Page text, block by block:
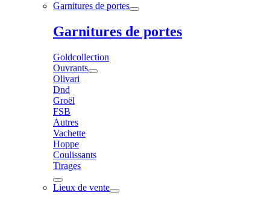
Garnitures de portes
Garnitures de portes
Goldcollection
Ouvrants
Olivari
Dnd
Groël
FSB
Autres
Vachette
Hoppe
Coulissants
Tirages
Lieux de vente